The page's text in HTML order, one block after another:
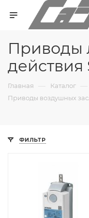
Приводы
действия
Главная — Каталог —
Приводы воздушных
ФИЛЬТР